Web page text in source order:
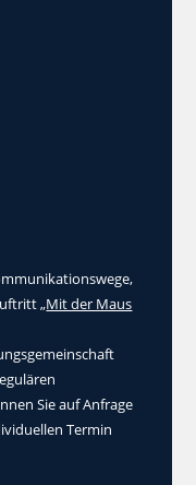
„Mit der Maus
Sie auf Anfrage
Termin